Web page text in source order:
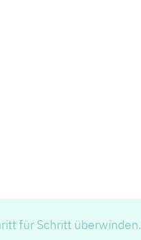
für Schritt überwinden.